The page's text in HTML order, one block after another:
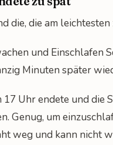
die, die am
und Einschlafen
Minuten später
Uhr endete und die
Genug, um
weg und kann nicht